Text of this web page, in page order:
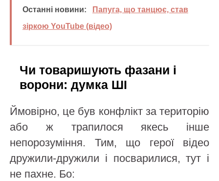
Останні новини:
Папуга, що танцює, став
зіркою YouTube (відео)
Чи товаришують фазани і
ворони: думка ШІ
Ймовірно, це був конфлікт за територію
або ж трапилося якесь інше
непорозуміння. Тим, що герої відео
дружили-дружили і посварилися, тут і
не пахне. Бо: